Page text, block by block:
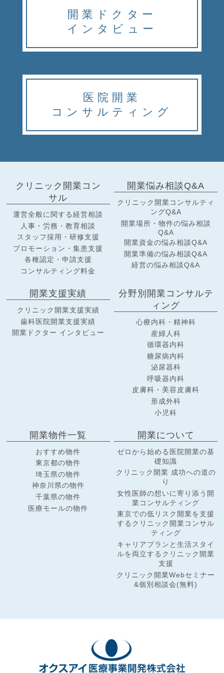
開業ドクター
インタビュー
医院開業
コンサルティング
クリニック開業コン
サル
運営全般に関する経営相談
人事・労務・教育相談
スタッフ採用・研修支援
プロモーション・集患支援
各種認定・申請支援
コンサルティング料金
開業悩み相談Q&A
クリニック開業コンサルティ
ングQ&A
開業場所・物件の悩み相談
Q&A
開業資金の悩み相談Q&A
開業準備の悩み相談Q&A
経営の悩み相談Q&A
開業支援実績
クリニック開業支援実績
歯科医院開業支援実績
開業ドクター インタビュー
分野別開業コンサルテ
ィング
心療内科・精神科
産婦人科
循環器内科
糖尿病内科
泌尿器科
呼吸器内科
皮膚科・美容皮膚科
形成外科
小児科
開業物件一覧
おすすめ物件
東京都の物件
埼玉県の物件
神奈川県の物件
千葉県の物件
医療モールの物件
開業について
ゼロから始める医院開業の基
礎知識
クリニック開業 成功への道の
り
女性医師の想いに寄り添う開
業コンサルティング
東京での低リスク開業を支援
するクリニック開業コンサル
ティング
キャリアプランと生活スタイ
ルを両立するクリニック開業
支援
クリニック開業Webセミナー
&個別相談会(無料)